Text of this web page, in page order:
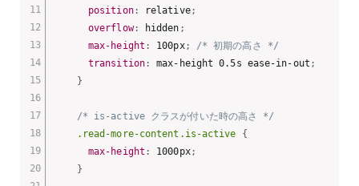
position: relative;
overflow: hidden ;
max-height : 100px;
/* 初期の高さ */
transition: max-height 0.5s ease-in-out ;
}
/* is-active クラスが付いた時の高さ */
.read-more-content.is-active {
max-height : 1000px;
}